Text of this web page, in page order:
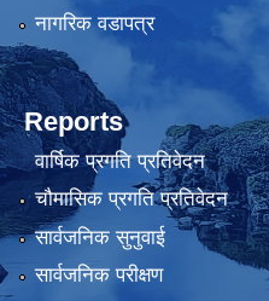
नागरिक वडापत्र
Reports
वार्षिक प्रगति प्रतिवेदन
चौमासिक प्रगति प्रतिवेदन
सार्वजनिक सुनुवाई
सार्वजनिक परीक्षण